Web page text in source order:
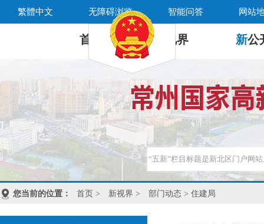
繁體中文 无障碍浏览 智能问答 网站
首 页 新 视界 新公
您当前的位置： 首页 > 新视界 > 部门动态 > 住建局